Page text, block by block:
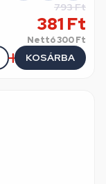
793 Ft
381 Ft
Nettó300 Ft
KOSÁRBA